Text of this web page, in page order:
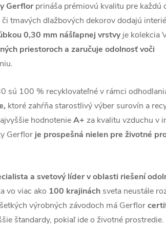
Gerflor prináša prémiovú kvalitu pre každú
tmavých dlažbových dekorov dodajú
0,30 mm nášľapnej vrstvyje kolekcia
priestoroch a zaručuje odolnosť voči
sú 100 % recyklovateľné v rámci
ktoré zahŕňa starostlivý výber surovín a
hodnotenieA+ za kvalitu vzduchu v
Gerflor je prospešná nielen pre životné
a svetový líder v oblasti riešení
vo viac ako 100 krajinách sveta neustále
výrobných závodoch má Gerflor
štandardy, pokiaľ ide o životné prostredie.